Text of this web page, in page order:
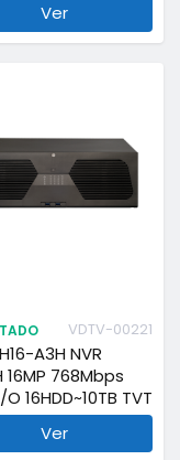
Ver
VDTV-00221
A3H NVR
16MP 768Mbps
16HDD~10TB TVT
Ver